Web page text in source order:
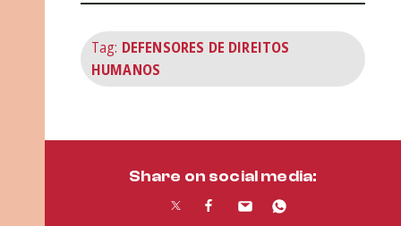
Tag: DEFENSORES DE DIREITOS
HUMANOS
Share on social media: